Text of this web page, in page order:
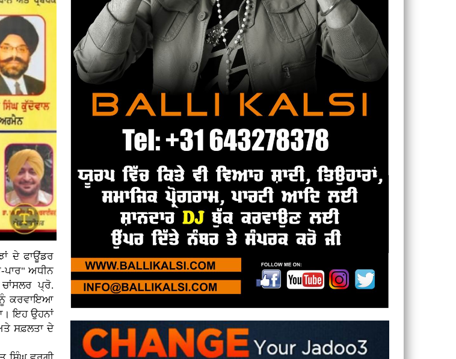
ਦੇ ਫਾਊਂਡਰ
ਅਧੀਨ
ਪ੍ਰੋ.
ਨੂੰ ਕਰਵਾਇਆ
ਇਹ ਉਹਨਾਂ
ਸਫ਼ਲਤਾ ਦੇ